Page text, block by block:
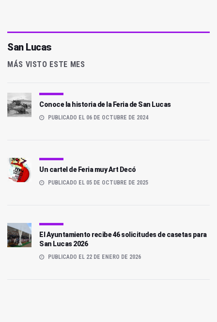
San Lucas
MÁS VISTO ESTE MES
Conoce la historia de la Feria de San Lucas
PUBLICADO EL 06 DE OCTUBRE DE 2024
Un cartel de Feria muy Art Decó
PUBLICADO EL 05 DE OCTUBRE DE 2025
El Ayuntamiento recibe 46 solicitudes de casetas para
San Lucas 2026
PUBLICADO EL 22 DE ENERO DE 2026